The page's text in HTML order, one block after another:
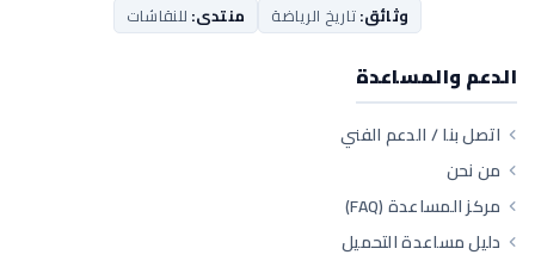
وثائق:تاريخ الرياضة منتدى: للنقاشات
الدعم والمساعدة
اتصل بنا / الدعم الفني
من نحن
مركز المساعدة (FAQ)
دليل مساعدة التحميل